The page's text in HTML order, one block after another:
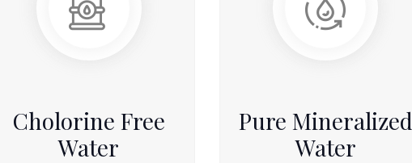
Cholorine Free
Water
Pure Mineralized
Water